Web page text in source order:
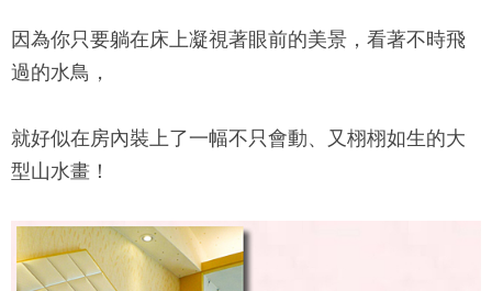
因為你只要躺在床上凝視著眼前的美景，看著不時飛
過的水鳥，
就好似在房內裝上了一幅不只會動、又栩栩如生的大
型山水畫！